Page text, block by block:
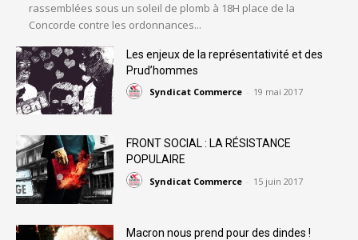
rassemblées sous un soleil de plomb à 18H place de la
Concorde contre les ordonnances...
Les enjeux de la représentativité et des
Prud’hommes
Syndicat Commerce - 19 mai 2017
FRONT SOCIAL : LA RÉSISTANCE
POPULAIRE
Syndicat Commerce - 15 juin 2017
Macron nous prend pour des dindes !